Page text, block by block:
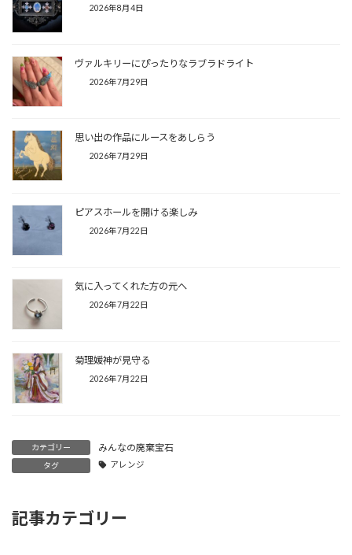
2026年8月4日
ヴァルキリーにぴったりなラブラドライト
2026年7月29日
思い出の作品にルースをあしらう
2026年7月29日
ピアスホールを開ける楽しみ
2026年7月22日
気に入ってくれた方の元へ
2026年7月22日
菊理媛神が見守る
2026年7月22日
カテゴリー みんなの廃棄宝石
タグ アレンジ
記事カテゴリー